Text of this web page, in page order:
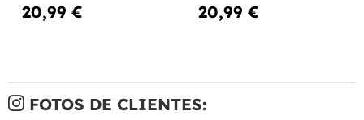
20,99 € 20,99 €
FOTOS DE CLIENTES: